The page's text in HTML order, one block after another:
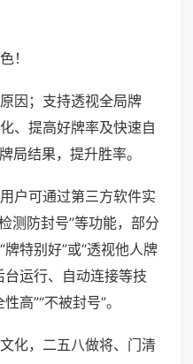
！
因；支持透视全局牌
、提高好牌率及快速自
局结果，提升胜率。
户可通过第三方软件实
测防封号”等功能，部分
特别好”或“透视他人牌
台运行、自动连接等技
高”“不被封号”。
化，二五八做将、门清